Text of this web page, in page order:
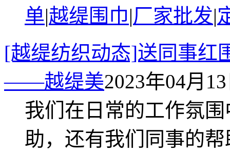
单|越缇围巾|厂家批发|
[越缇纺织动态]送同事红
——越缇美2023年04月
我们在日常的工作氛
助，还有我们同事的